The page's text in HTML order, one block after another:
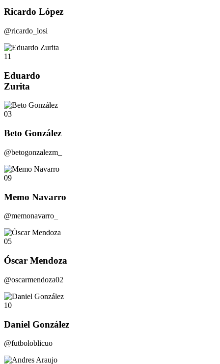
Ricardo López
@ricardo_losi
11
Eduardo
Zurita
03
Beto González
@betogonzalezm_
09
Memo Navarro
@memonavarro_
05
Óscar Mendoza
@oscarmendoza02
10
Daniel González
@futboloblicuo